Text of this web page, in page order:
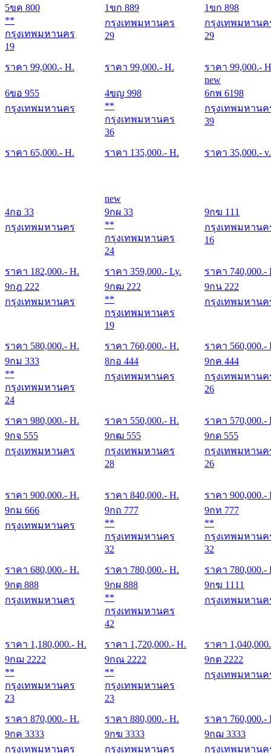
5ขค 800
**
กรุงเทพมหานคร
19
ราคา 99,000.- H.
1ขก 889
กรุงเทพมหานคร
29
ราคา 99,000.- H.
1ขก 898
กรุงเทพมหานค
29
ราคา 99,000.-
6ขอ 955
กรุงเทพมหานคร
ราคา 65,000.- H.
4ขญ 998
**
กรุงเทพมหานคร
36
ราคา 135,000.- H.
new
6กพ 6198
กรุงเทพมหานค
39
ราคา 35,000.- v.
4กอ 33
กรุงเทพมหานคร
ราคา 182,000.- H.
new
9กผ 33
**
กรุงเทพมหานคร
24
ราคา 359,000.- Ly.
9กฆ 111
กรุงเทพมหานค
16
ราคา 740,000.-
9กฎ 222
กรุงเทพมหานคร
ราคา 580,000.- H.
9กฒ 222
**
กรุงเทพมหานคร
19
ราคา 760,000.- H.
9กน 222
กรุงเทพมหานค
ราคา 560,000.-
9กม 333
**
กรุงเทพมหานคร
24
ราคา 980,000.- H.
8กอ 444
กรุงเทพมหานคร
ราคา 550,000.- H.
9กค 444
กรุงเทพมหานค
26
ราคา 570,000.-
9กจ 555
กรุงเทพมหานคร
ราคา 900,000.- H.
9กฒ 555
กรุงเทพมหานคร
28
ราคา 840,000.- H.
9กด 555
กรุงเทพมหานค
26
ราคา 900,000.-
9กม 666
กรุงเทพมหานคร
ราคา 680,000.- H.
9กถ 777
**
กรุงเทพมหานคร
32
ราคา 780,000.- H.
9กท 777
**
กรุงเทพมหานค
32
ราคา 780,000.-
9กต 888
กรุงเทพมหานคร
ราคา 1,180,000.- H.
9กผ 888
**
กรุงเทพมหานคร
42
ราคา 1,720,000.- H.
9กฆ 1111
กรุงเทพมหานค
ราคา 1,040,000
9กฌ 2222
**
กรุงเทพมหานคร
23
ราคา 870,000.- H.
9กณ 2222
**
กรุงเทพมหานคร
23
ราคา 880,000.- H.
9กต 2222
กรุงเทพมหานค
ราคา 760,000.-
9กค 3333
กรุงเทพมหานคร
9กฆ 3333
กรุงเทพมหานคร
9กฌ 3333
กรุงเทพมหานค